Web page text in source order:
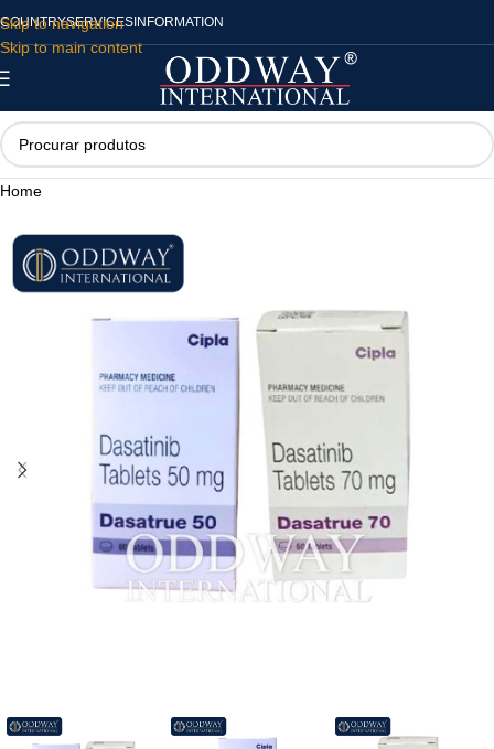
Skip to navigation
Skip to main content
COUNTRYSERVICES INFORMATION
Home